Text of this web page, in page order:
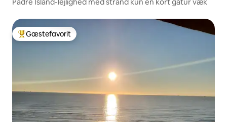
Padre Island-lejlighed med strand kun en kort gåtur væk
Bedste gæstefavorit
Gæstefavorit